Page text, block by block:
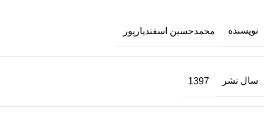
نویسنده محمدحسين اسفنديار‌پور
سال نشر 1397